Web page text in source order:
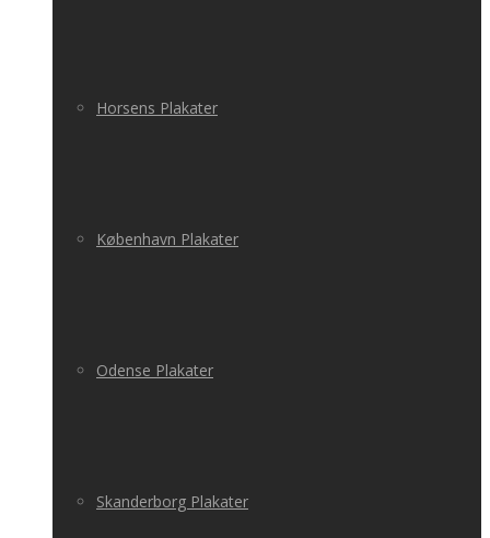
Horsens Plakater
København Plakater
Odense Plakater
Skanderborg Plakater